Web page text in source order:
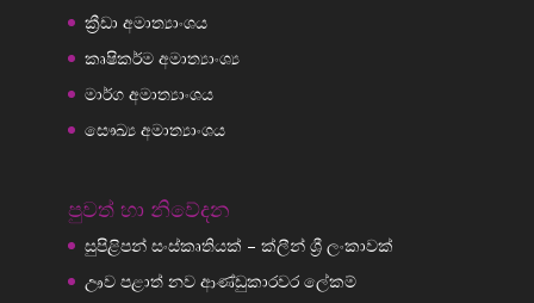
ක්‍රීඩා අමාත්‍යාංශය
කෘෂිකර්ම අමාත්‍යාංශ්‍ය
මාර්ග අමාත්‍යාංශය
සෞඛ්‍ය අමාත්‍යාංශය
පුවත් හා නිවේදන
සුපිළිපන් සංස්කෘතියක් – ක්ලීන් ශ්‍රී ලංකාවක්
ඌව පළාත් නව ආණ්ඩුකාරවර ලේකම්